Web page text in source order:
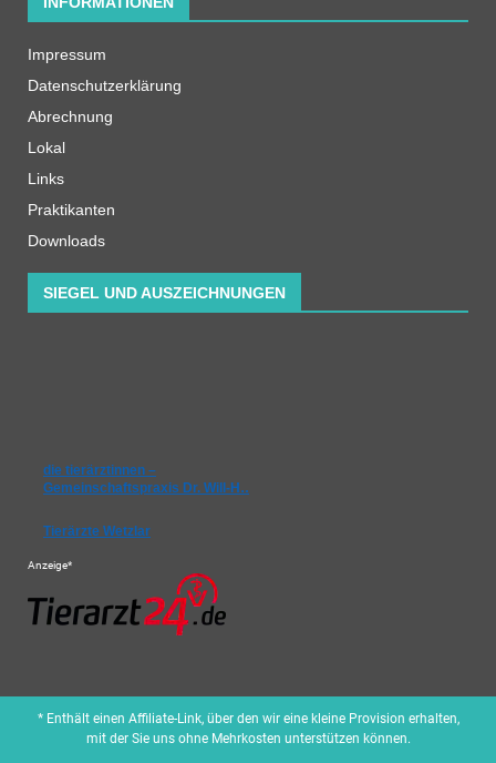
Impressum
Datenschutzerklärung
Abrechnung
Lokal
Links
Praktikanten
Downloads
SIEGEL UND AUSZEICHNUNGEN
die tierärztinnen –
Gemeinschaftspraxis Dr. Will-H…
Tierärzte Wetzlar
Anzeige*
* Enthält einen Affiliate-Link, über den wir eine kleine Provision erhalten,
mit der Sie uns ohne Mehrkosten unterstützen können.